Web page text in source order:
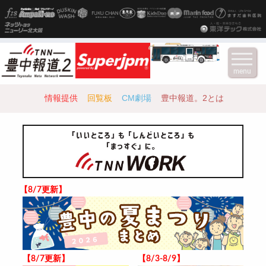
情報提供 回覧板 CM劇場 豊中報道。2とは
【8/7更新】
【8/7更新】 【8/3-8/9】
menu